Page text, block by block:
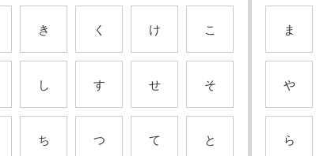
き く け こ
し す せ そ
ち つ て と
ま
や
ら